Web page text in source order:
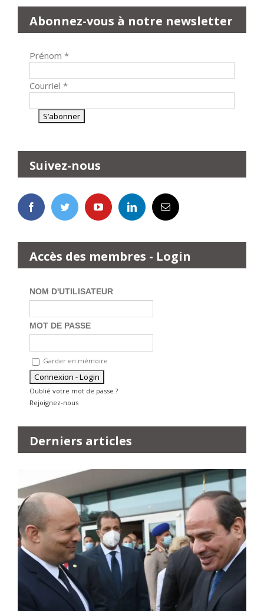
Abonnez-vous à notre newsletter
Prénom *
Courriel *
Suivez-nous
Accès des membres - Login
NOM D'UTILISATEUR
MOT DE PASSE
Garder en mémoire
Oublié votre mot de passe ?
Rejoignez-nous
Derniers articles